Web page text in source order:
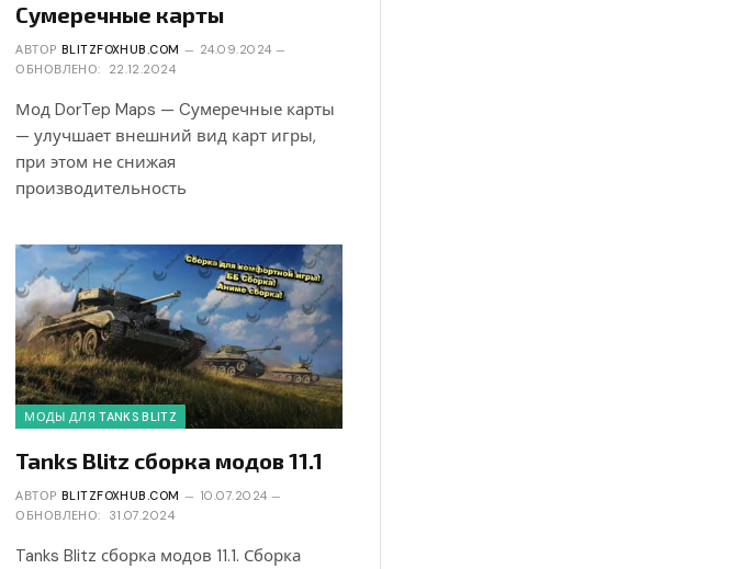
Сумеречные карты
АВТОР BLITZFOXHUB.COM
24.09.2024
ОБНОВЛЕНО:
22.12.2024
Мод DorTep Maps — Cумеречные карты
— улучшает внешний вид карт игры,
при этом не снижая
производительность
МОДЫ ДЛЯ TANKS BLITZ
Tanks Blitz сборка модов 11.1
АВТОР BLITZFOXHUB.COM
10.07.2024
ОБНОВЛЕНО:
31.07.2024
Tanks Blitz сборка модов 11.1. Сборка